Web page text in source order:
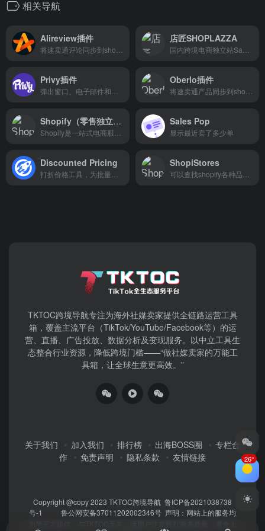
相关导航
Alireview插件 店匠SHOPLAZZA
Privy插件 Oberlo插件
Shopify（零售独立站） Sales Pop
显示最近卖了多少单
Discounted Pricing ShopiStores
TKTOC跨境导航​专注为海外社媒卖家提供全链路运营工具
箱，覆盖主流平台（TikTok/YouTube/Facebook等）​的运
营、直播、广告投放、数据分析及变现服务。以中立工具生
态整合行业资源，降低跨境门槛——“做社媒卖家的万能工
具箱，让全球生意更高效。”
关于我们 加入我们 排行榜 出海BOSS圈
专栏合
作
免责声明 隐私条款 友情链接
Copyright @copy 2023 TKTOC跨境导航 鲁ICP备2021038738
号-1
鲁公网安备37011202002346号 声明：网站上的服务均
26°